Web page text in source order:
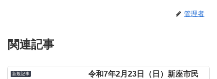
管理者
関連記事
新規記事
令和7年2月23日（日）新座市民